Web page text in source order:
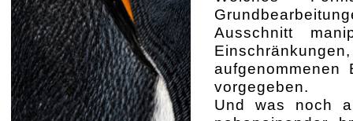
Ausschnitt
vorgegeben.
Und was noch